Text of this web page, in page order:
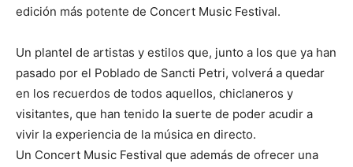
edición más potente de Concert Music Festival.
Un plantel de artistas y estilos que, junto a los que ya han
pasado por el Poblado de Sancti Petri, volverá a quedar
en los recuerdos de todos aquellos, chiclaneros y
visitantes, que han tenido la suerte de poder acudir a
vivir la experiencia de la música en directo.
Un Concert Music Festival que además de ofrecer una